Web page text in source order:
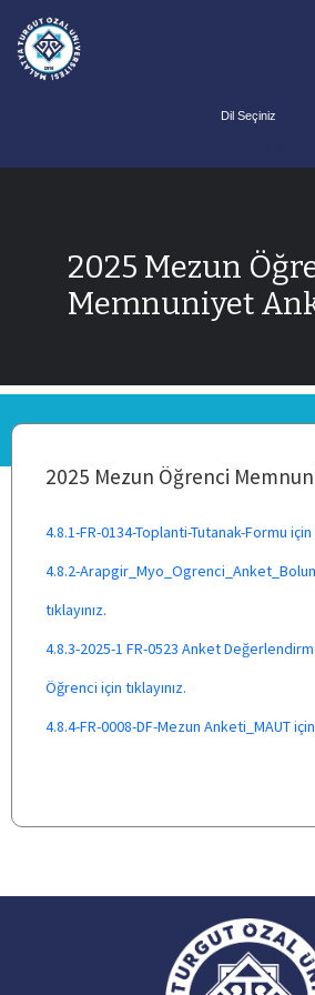
ANA SAYFA
KURUMSAL
PERSONEL
2025 Mezun
Memnuniyet
2025 Mezun Öğrenci
4.8.1-FR-0134-Toplanti-Tutanak-Formu için
4.8.2-
tıklayınız.
4.8.3-2025-1 FR-0523 Anket
Öğrenci için tıklayınız.
4.8.4-FR-0008-DF-Mezun Anketi_MAUT için